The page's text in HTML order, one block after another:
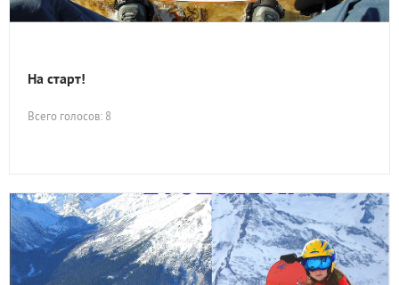
На старт!
Всего голосов: 8